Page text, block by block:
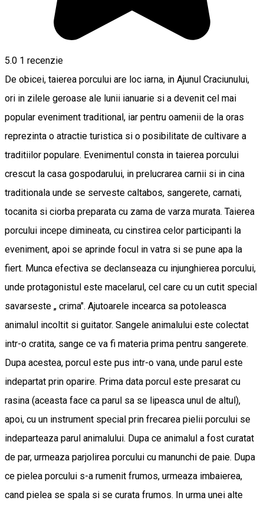
5.0 1 recenzie
De obicei, taierea porcului are loc iarna, in Ajunul Craciunului,
ori in zilele geroase ale lunii ianuarie si a devenit cel mai
popular eveniment traditional, iar pentru oamenii de la oras
reprezinta o atractie turistica si o posibilitate de cultivare a
traditiilor populare. Evenimentul consta in taierea porcului
crescut la casa gospodarului, in prelucrarea carnii si in cina
traditionala unde se serveste caltabos, sangerete, carnati,
tocanita si ciorba preparata cu zama de varza murata. Taierea
porcului incepe dimineata, cu cinstirea celor participanti la
eveniment, apoi se aprinde focul in vatra si se pune apa la
fiert. Munca efectiva se declanseaza cu injunghierea porcului,
unde protagonistul este macelarul, cel care cu un cutit special
savarseste „ crima". Ajutoarele incearca sa potoleasca
animalul incoltit si guitator. Sangele animalului este colectat
intr-o cratita, sange ce va fi materia prima pentru sangerete.
Dupa acestea, porcul este pus intr-o vana, unde parul este
indepartat prin oparire. Prima data porcul este presarat cu
rasina (aceasta face ca parul sa se lipeasca unul de altul),
apoi, cu un instrument special prin frecarea pielii porcului se
indeparteaza parul animalului. Dupa ce animalul a fost curatat
de par, urmeaza parjolirea porcului cu manunchi de paie. Dupa
ce pielea porcului s-a rumenit frumos, urmeaza imbaierea,
cand pielea se spala si se curata frumos. In urma unei alte